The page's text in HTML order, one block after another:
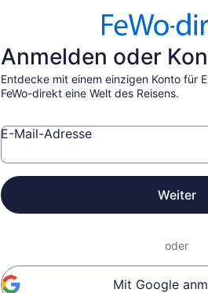
Anmelden oder
Entdecke mit einem einzigen Konto für
FeWo-direkt eine Welt des Reisens.
E-Mail-Adresse
Weiter
oder
Mit Google